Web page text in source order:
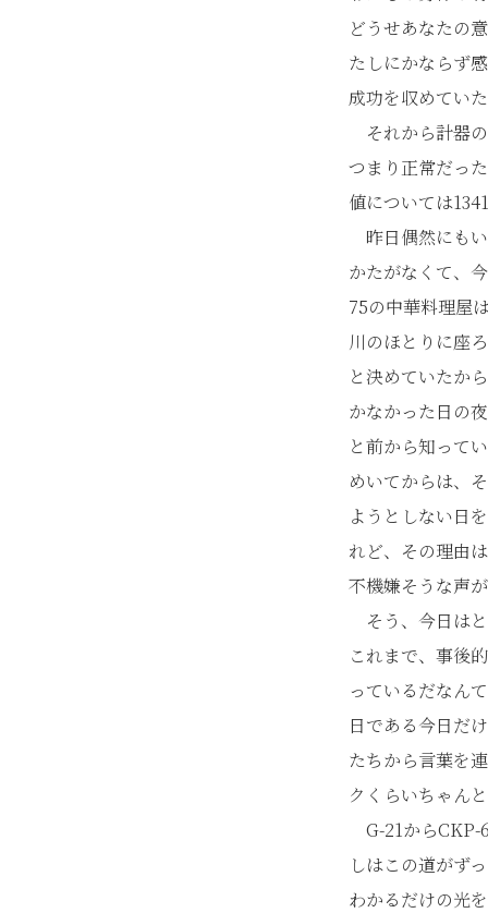
どうせあなたの
たしにかならず
成功を収めてい
それから計器
つまり正常だっ
値については
昨日偶然にも
かたがなくて、
75の中華料理屋
川のほとりに座
と決めていたか
かなかった日の
と前から知って
めいてからは、
ようとしない日
れど、その理由
不機嫌そうな声
そう、今日は
これまで、事後
っているだなん
日である今日だ
たちから言葉を
クくらいちゃん
G-21からCKP-
しはこの道がず
わかるだけの光